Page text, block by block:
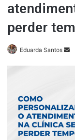
perder
Eduarda Santos